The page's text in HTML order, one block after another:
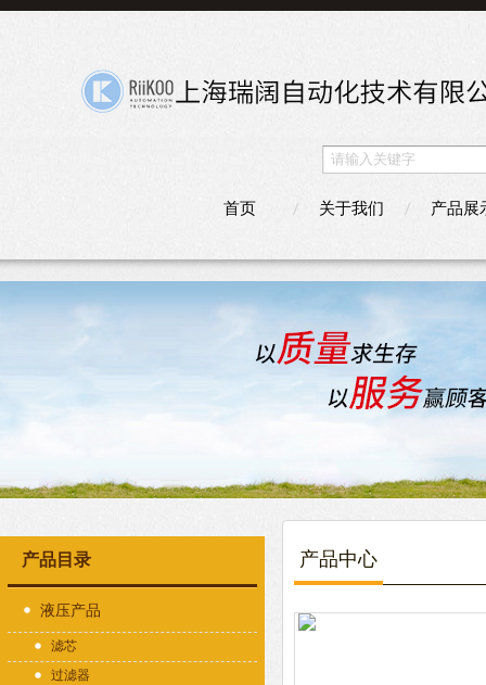
首页 关于我们 产品展
产品目录
液压产品
滤芯
过滤器
产品中心